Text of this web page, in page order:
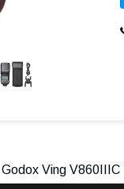
Ving